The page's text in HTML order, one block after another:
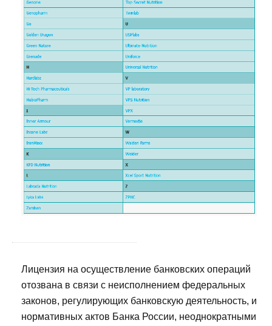
Лицензия на осуществление банковских операций
отозвана в связи с неисполнением федеральных
законов, регулирующих банковскую деятельность, и
нормативных актов Банка России, неоднократными